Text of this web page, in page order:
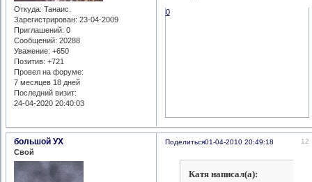
Откуда: Танаис.
Зарегистрирован: 23-04-2009
Приглашений: 0
Сообщений: 20288
Уважение: +650
Позитив: +721
Провел на форуме:
7 месяцев 18 дней
Последний визит:
24-04-2020 20:40:03
0
Поделиться 12
01-04-2010 20:49:18
большой УХ
Свой
Катя написал(а):